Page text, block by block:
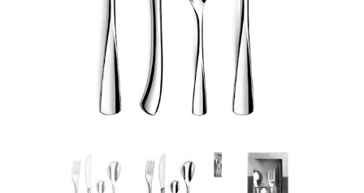
world visit Envato to buy and
sell creative assets, use smart
design templates, learn
creative skills or even hire
freelancers. With an industry-
leading marketplace paired
with an unlimited subscription
like you get projects done
faster.